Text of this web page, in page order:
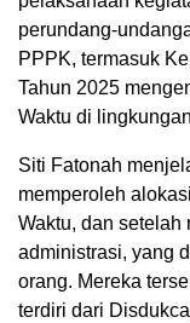
perundang-
PPPK, termasuk
Tahun 2025
Waktu di
Siti Fatonah
memperoleh
Waktu, dan
administrasi, yang
orang. Mereka
terdiri dari